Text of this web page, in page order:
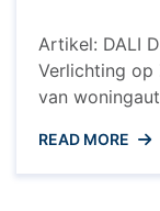
Artikel: DALI
Verlichting op
van
Addressable
een
READ MORE